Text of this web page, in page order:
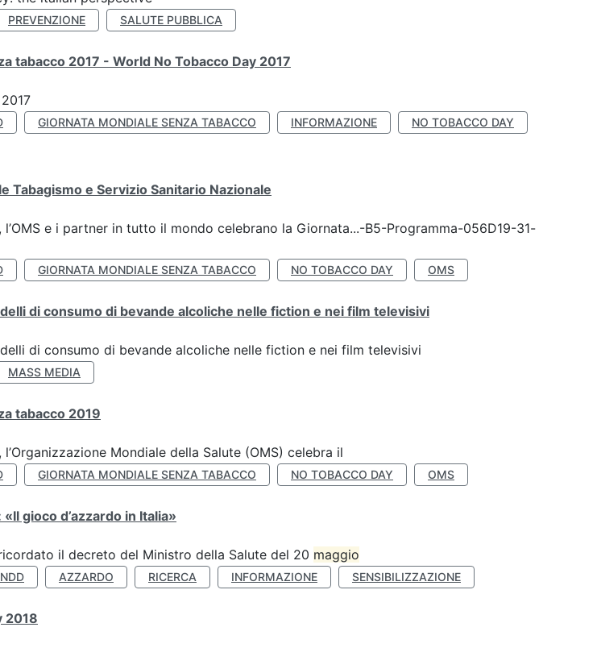
PREVENZIONE SALUTE PUBBLICA
tabacco 2017 - World No Tobacco Day 2017
GIORNATA MONDIALE SENZA TABACCO INFORMAZIONE
NO TOBACCO DAY
Tabagismo e Servizio Sanitario Nazionale
, l’OMS e i partner in tutto il mondo celebrano la Giornata...-B5-Programma-056D19-31-
GIORNATA MONDIALE SENZA TABACCO NO TOBACCO DAY OMS
di consumo di bevande alcoliche nelle fiction e nei film televisivi
di consumo di bevande alcoliche nelle fiction e nei film televisivi
MASS MEDIA
tabacco 2019
, l’Organizzazione Mondiale della Salute (OMS) celebra il
GIORNATA MONDIALE SENZA TABACCO NO TOBACCO DAY OMS
gioco d’azzardo in Italia»
il decreto del Ministro della Salute del 20 maggio
AZZARDO RICERCA INFORMAZIONE SENSIBILIZZAZIONE
2018